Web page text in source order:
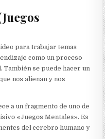
MENTALES)
para trabajar temas
como un proceso
También se puede hacer un
nos alienan y nos
a un fragmento de uno de
«Juegos Mentales». Es
del cerebro humano y